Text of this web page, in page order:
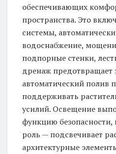
обеспечивающих
пространства. Это
системы,
водоснабжение,
подпорные стенки,
дренаж предотвращает
автоматический полив
поддерживать
усилий. Освещение
функцию
роль — подсвечивает
архитектурные